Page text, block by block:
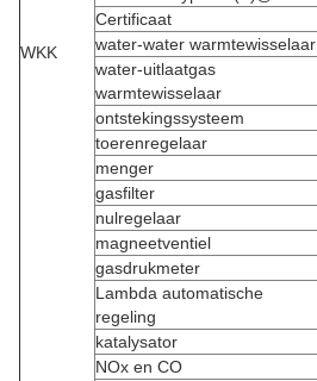
WKK
Certificaat
water-water warmtewisselaar
water-uitlaatgas
warmtewisselaar
ontstekingssysteem
toerenregelaar
menger
gasfilter
nulregelaar
magneetventiel
gasdrukmeter
Lambda automatische
regeling
katalysator
NOx en CO